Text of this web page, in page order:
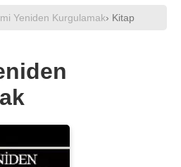
Yeniden Kurgulamak› Kitap